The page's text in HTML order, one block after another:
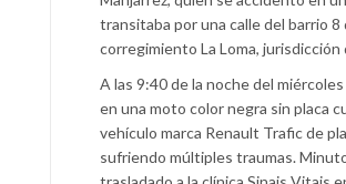
transitaba por una calle del barrio 8
corregimiento La Loma, jurisdicción
A las 9:40 de la noche del
en una moto color negra sin placa
vehículo marca Renault Trafic de
sufriendo múltiples traumas.